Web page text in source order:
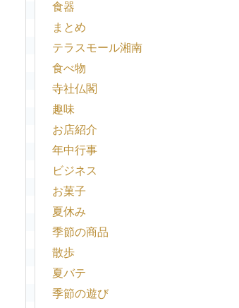
食器
まとめ
テラスモール湘南
食べ物
寺社仏閣
趣味
お店紹介
年中行事
ビジネス
お菓子
夏休み
季節の商品
散歩
夏バテ
季節の遊び